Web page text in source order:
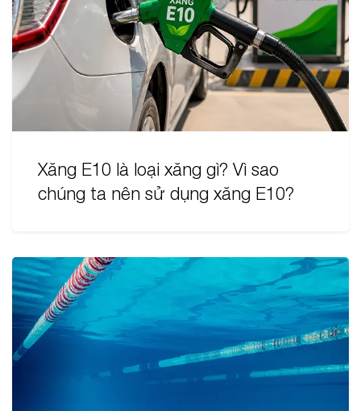
Xăng E10 là loại xăng gì? Vì sao
chúng ta nên sử dụng xăng E10?